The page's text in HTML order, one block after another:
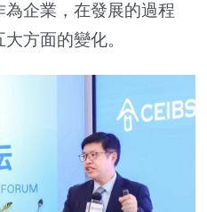
企業，在發展的過程
方面的變化。